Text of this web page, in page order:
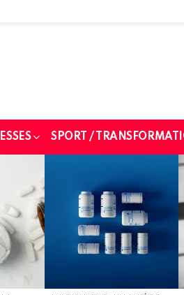
SPORT /